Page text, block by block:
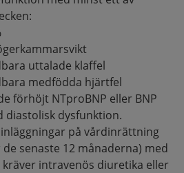
uttalade klaffel​
medfödda hjärtfel​
förhöjt NTproBNP eller BNP
diastolisk dysfunktion.
på vårdinrättning
senaste 12 månaderna) med
intravenös diuretika eller